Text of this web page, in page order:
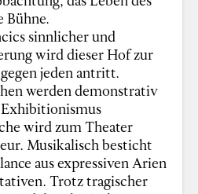
Bühne.
sinnlicher und
wird dieser Hof zur
jeden antritt.
werden demonstrativ
wird zum Theater
Musikalisch besticht
aus expressiven Arien
Trotz tragischer